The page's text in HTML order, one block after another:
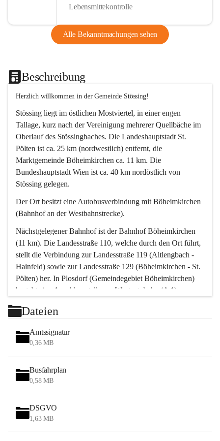
Lebensmittekontrolle
Alle Bekanntmachungen sehen
Beschreibung
Herzlich willkommen in der Gemeinde Stössing!
Stössing liegt im östlichen Mostviertel, in einer engen
Tallage, kurz nach der Vereinigung mehrerer Quellbäche im
Oberlauf des Stössingbaches. Die Landeshauptstadt St.
Pölten ist ca. 25 km (nordwestlich) entfernt, die
Marktgemeinde Böheimkirchen ca. 11 km. Die
Bundeshauptstadt Wien ist ca. 40 km nordöstlich von
Stössing gelegen.
Der Ort besitzt eine Autobusverbindung mit Böheimkirchen
(Bahnhof an der Westbahnstrecke).
Nächstgelegener Bahnhof ist der Bahnhof Böheimkirchen
(11 km). Die Landesstraße 110, welche durch den Ort führt,
stellt die Verbindung zur Landesstraße 119 (Altlengbach -
Hainfeld) sowie zur Landesstraße 129 (Böheimkirchen - St.
Pölten) her. In Plosdorf (Gemeindegebiet Böheimkirchen)
besteht eine Anschlussstelle zur Westautobahn (A 1).
Wien erreicht man in ca. 45 Minuten.
Stössing zählt noch zum Naherholungsraum Wien sowie
zum Naherholungsraum St. Pölten. Viele Bauernhöfe hatten
„ihre Wiener“. Seit 1960 bauten viele Wiener
Wochenendhäuser im Gemeindegebiet. Wegen des
waldreichen Jagdgebietes haben viele Jagdpächter ihre
Das Wandern ist aus touristischer Sicht die bedeutendste
Tätigkeit. Das hügelige Gebiet mit Wanderwegen durch
Wiesen, Wälder und Obstkulturen lädt dazu ein. Gefördert
Dateien
Amtssignatur
0,36 MB
Busfahrplan
0,58 MB
DSGVO
1,63 MB